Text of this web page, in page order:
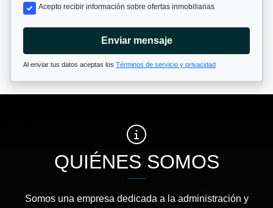
Acepto recibir información sobre ofertas inmobiliarias
Enviar mensaje
Al enviar tus datos aceptas los Términos de servicio y privacidad
QUIÉNES SOMOS
Somos una empresa dedicada a la administración y